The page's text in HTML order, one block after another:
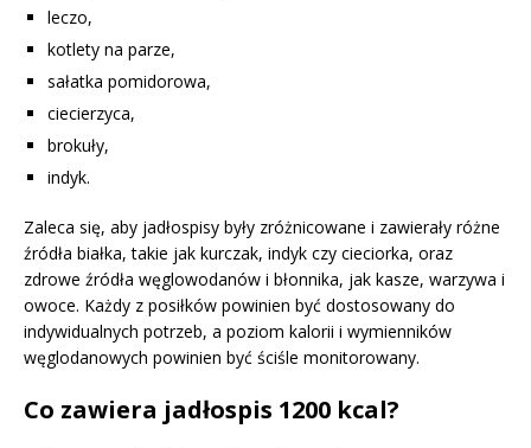
leczo,
kotlety na parze,
sałatka pomidorowa,
ciecierzyca,
brokuły,
indyk.
Zaleca się, aby jadłospisy były zróżnicowane i zawierały różne
źródła białka, takie jak kurczak, indyk czy cieciorka, oraz
zdrowe źródła węglowodanów i błonnika, jak kasze, warzywa i
owoce. Każdy z posiłków powinien być dostosowany do
indywidualnych potrzeb, a poziom kalorii i wymienników
węglodanowych powinien być ściśle monitorowany.
Co zawiera jadłospis 1200 kcal?